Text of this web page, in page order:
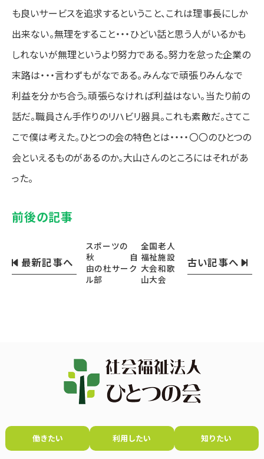
も良いサービスを追求するということ、これは理事長にしか
出来ない。無理をすること・・・ひどい話と思う人がいるかも
しれないが無理というより努力である。努力を怠った企業の
末路は・・・言わずもがなである。みんなで頑張りみんなで
利益を分かち合う。頑張らなければ利益はない。当たり前の
話だ。職員さん手作りのリハビリ器具。これも素敵だ。さてこ
こで僕は考えた。ひとつの会の特色とは・・・・〇〇のひとつの
会といえるものがあるのか。大山さんのところにはそれがあ
った。
前後の記事
最新記事へ
スポーツの
秋 自
由の杜サーク
ル部
古い記事へ
全国老人
福祉施設
大会和歌
山大会
働きたい 利用したい 知りたい